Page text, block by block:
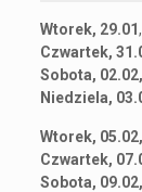
Wtorek, 29.01
Czwartek,
Sobota, 02.02,
Niedziela,
Wtorek, 05.02,
Czwartek,
Sobota, 09.02,